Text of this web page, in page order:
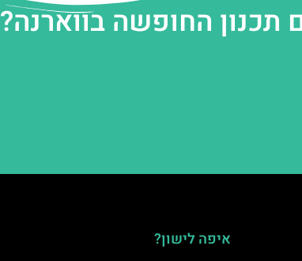
תכנון החופשה בווארנה?
איפה לישון?